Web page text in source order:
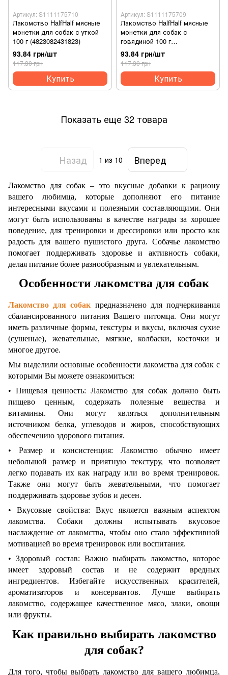
Артикул: S1111175710
Лакомство HalfHalf мясные
монетки для собак с уткой
100 г (4823082431823)
93.84 грн/шт
117.30 грн
Купить
Артикул: S1111175709
Лакомство HalfHalf мясные
монетки для собак с
говядиной 100 г
(4823082431816)
93.84 грн/шт
117.30 грн
Купить
Показать еще 32 товара
Назад 1 из 10 Вперед
Лакомство для собак – это вкусные добавки к рациону
вашего любимца, которые дополняют его питание
интересными вкусами и полезными составляющими. Они
могут быть использованы в качестве награды за хорошее
поведение, для тренировки и дрессировки или просто как
радость для вашего пушистого друга. Собачье лакомство
помогает поддерживать здоровье и активность собаки,
делая питание более разнообразным и увлекательным.
Особенности лакомства для собак
Лакомство для собакпредназначено для подчеркивания
сбалансированного питания Вашего питомца. Они могут
иметь различные формы, текстуры и вкусы, включая сухие
(сушеные), жевательные, мягкие, колбаски, косточки и
многое другое.
Мы выделили основные особенности лакомства для собак с
которыми Вы можете ознакомиться:
• Пищевая ценность: Лакомство для собак должно быть
пищево ценным, содержать полезные вещества и
витамины. Они могут являться дополнительным
источником белка, углеводов и жиров, способствующих
обеспечению здорового питания.
• Размер и консистенция: Лакомство обычно имеет
небольшой размер и приятную текстуру, что позволяет
легко подавать их как награду или во время тренировок.
Также они могут быть жевательными, что помогает
поддерживать здоровье зубов и десен.
• Вкусовые свойства: Вкус является важным аспектом
лакомства. Собаки должны испытывать вкусовое
наслаждение от лакомства, чтобы оно стало эффективной
мотивацией во время тренировок или воспитания.
• Здоровый состав: Важно выбирать лакомство, которое
имеет здоровый состав и не содержит вредных
ингредиентов. Избегайте искусственных красителей,
ароматизаторов и консервантов. Лучше выбирать
лакомство, содержащее качественное мясо, злаки, овощи
или фрукты.
Как правильно выбирать лакомство
для собак?
Для того, чтобы выбрать лакомство для вашего любимца,